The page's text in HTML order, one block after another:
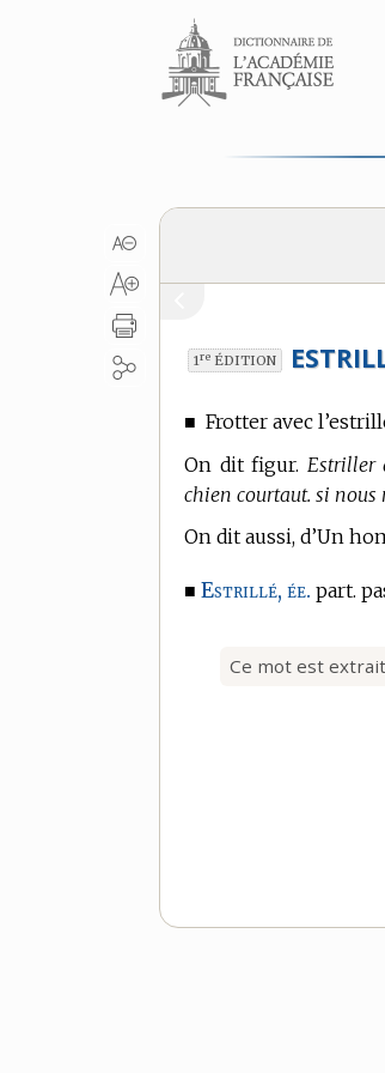
Aller au contenu
1re ÉDITION
■ Frotter avec
On dit figur. Estriller
chien courtaut. si nous
On dit aussi, d’Un
■ Estrillé, ée. part.
Ce mot est